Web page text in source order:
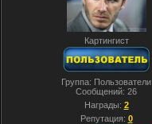
Картингист
Группа: Пользователи
Сообщений: 26
Награды: 2
Репутация: 0